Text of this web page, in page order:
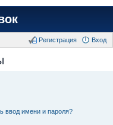
Вход
Регистрация
ввод имени и пароля?